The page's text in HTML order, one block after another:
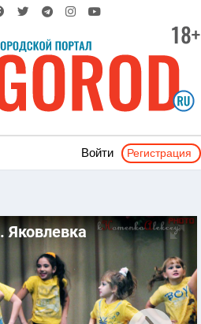
Войти Регистрация
Яковлевка